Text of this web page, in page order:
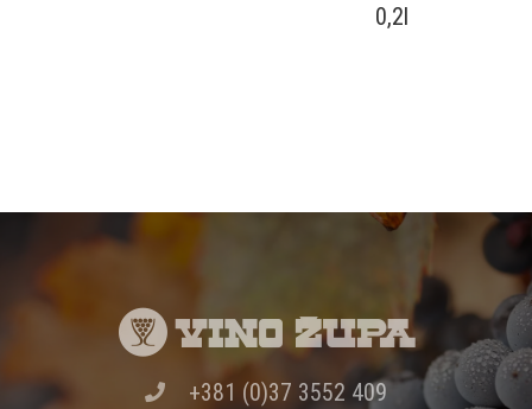
0,2l
+381 (0)37 3552 409